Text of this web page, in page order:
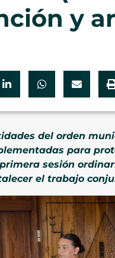
y
del orden
para
sesión
el trabajo